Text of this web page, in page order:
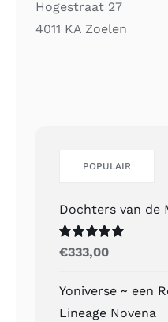
Hogestraat 27
4011 KA Zoelen
POPULAIR
Dochters van de
Gewaardeerd
uit 5
€333,00
Yoniverse ~ een
Lineage Novena